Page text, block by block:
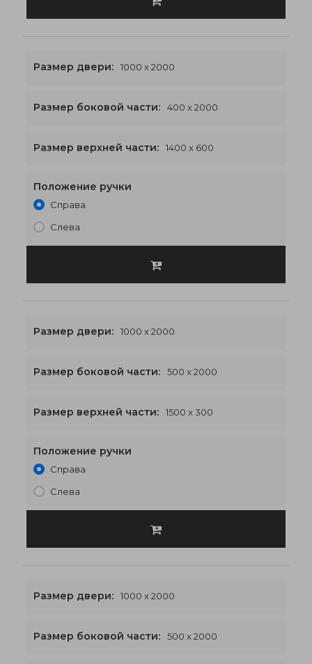
1400 x 2600€551
Размер двери: 1000 x 2000
Размер боковой части: 400 x 2000
Размер верхней части: 1400 x 600
Положение ручки
Справа
Слева
1500 x 2300€541
Размер двери: 1000 x 2000
Размер боковой части: 500 x 2000
Размер верхней части: 1500 x 300
Положение ручки
Справа
Слева
Размер двери: 1000 x 2000
Размер боковой части: 500 x 2000